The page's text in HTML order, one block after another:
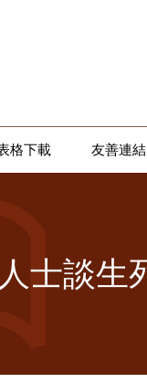
格下載 友善連結
士談生